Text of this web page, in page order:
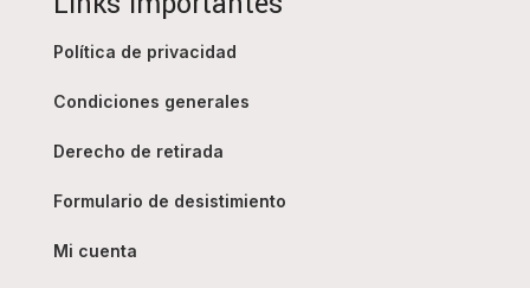
Política de privacidad
Condiciones generales
Derecho de retirada
Formulario de desistimiento
Mi cuenta